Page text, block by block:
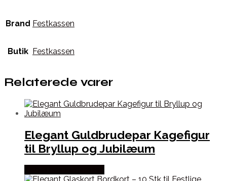
Brand Festkassen
Butik Festkassen
Relaterede varer
Elegant Guldbrudepar Kagefigur
til Bryllup og Jubilæum